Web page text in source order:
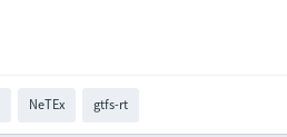
NeTEx gtfs-rt